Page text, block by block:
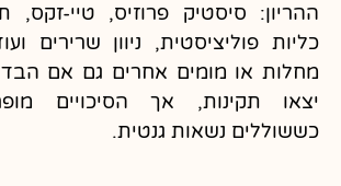
ההריון: סיסטיק פרוזיס, טיי-
כליות פוליציסטית, ניוון שרירים
מחלות או מומים אחרים גם אם
יצאו תקינות, אך הסיכויים
כששוללים נשאות גנטית.